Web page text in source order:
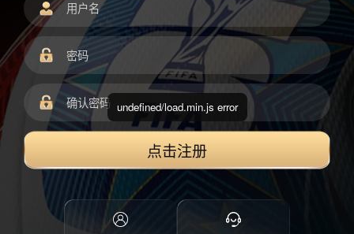
点击注册
undefined/load.min.js error